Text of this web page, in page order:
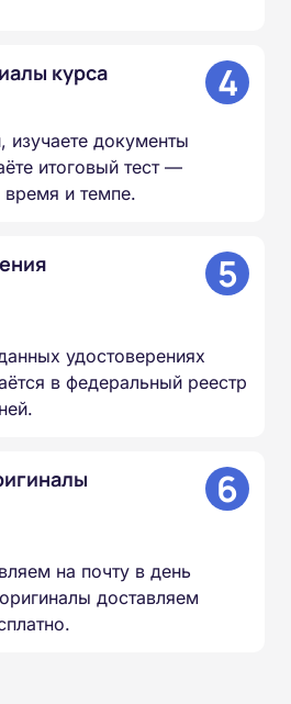
курса 4
изучаете документы
итоговый тест —
и темпе.
5
удостоверениях
в федеральный реестр
6
на почту в день
доставляем